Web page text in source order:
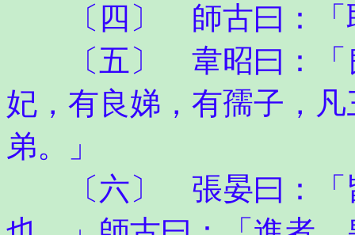
〔四〕 師古曰：「
〔五〕 韋昭曰：「良
妃，有良娣，有孺子，
弟。」
〔六〕 張晏曰：「